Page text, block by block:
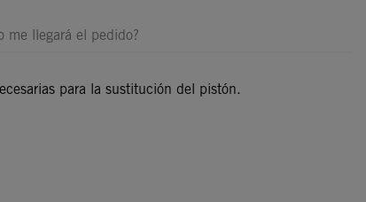
me llegará el pedido?
para la sustitución del pistón.